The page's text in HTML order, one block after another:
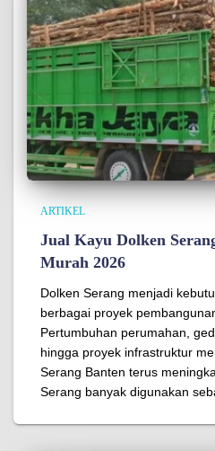
ARTIKEL
Jual Kayu Dolken
Murah 2026
Dolken Serang menjadi
berbagai proyek
Pertumbuhan perumahan,
hingga proyek infrastruktur
Serang Banten terus
Serang banyak digunakan